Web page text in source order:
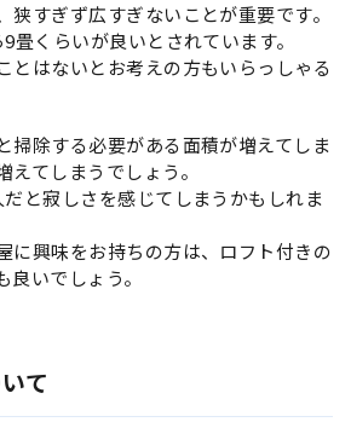
狭すぎず広すぎないことが重要です。
畳くらいが良いとされています。
とはないとお考えの方もいらっしゃる
掃除する必要がある面積が増えてしま
えてしまうでしょう。
と寂しさを感じてしまうかもしれま
に興味をお持ちの方は、ロフト付きの
いでしょう。
て